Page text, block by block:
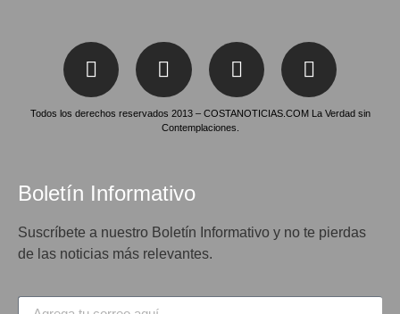
Todos los derechos reservados 2013 – COSTANOTICIAS.COM La Verdad sin
Contemplaciones.
Boletín Informativo
Suscríbete a nuestro Boletín Informativo y no te pierdas
de las noticias más relevantes.